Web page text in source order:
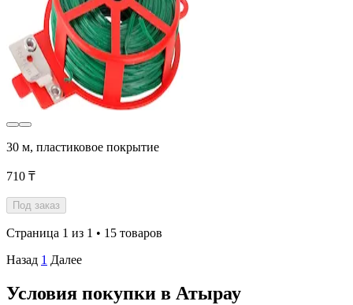
30 м, пластиковое покрытие
710 ₸
Под заказ
Страница 1 из 1 • 15 товаров
Назад 1 Далее
Условия покупки в Атырау